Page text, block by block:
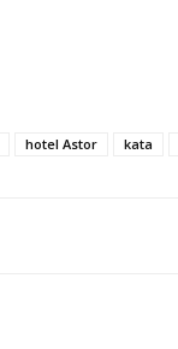
hotel Astor kata